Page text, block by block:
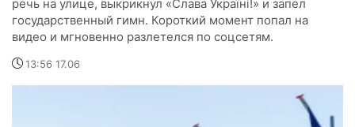
речь на улице, выкрикнул «Слава Україні!» и запел
государственный гимн. Короткий момент попал на
видео и мгновенно разлетелся по соцсетям.
13:56 17.06